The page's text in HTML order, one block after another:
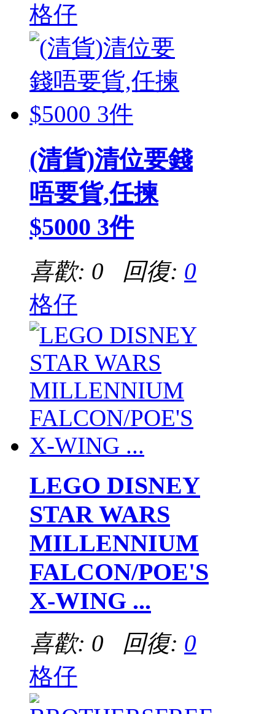
格仔
(清貨)清位要錢
唔要貨,任揀
$5000 3件
喜歡: 0 回復: 0
格仔
LEGO DISNEY
STAR WARS
MILLENNIUM
FALCON/POE'S
X-WING ...
喜歡: 0 回復: 0
格仔